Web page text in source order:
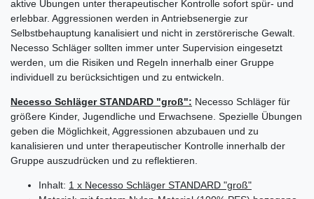
aktive Übungen unter therapeutischer Kontrolle sofort spür- und
erlebbar. Aggressionen werden in Antriebsenergie zur
Selbstbehauptung kanalisiert und nicht in zerstörerische Gewalt.
Necesso Schläger sollten immer unter Supervision eingesetzt
werden, um die Risiken und Regeln innerhalb einer Gruppe
individuell zu berücksichtigen und zu entwickeln.
Necesso Schläger STANDARD "groß": Necesso Schläger für
größere Kinder, Jugendliche und Erwachsene. Spezielle Übungen
geben die Möglichkeit, Aggressionen abzubauen und zu
kanalisieren und unter therapeutischer Kontrolle innerhalb der
Gruppe auszudrücken und zu reflektieren.
Inhalt: 1 x Necesso Schläger STANDARD "groß"